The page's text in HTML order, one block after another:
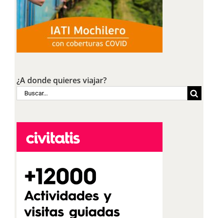
¿A donde quieres viajar?
Buscar: